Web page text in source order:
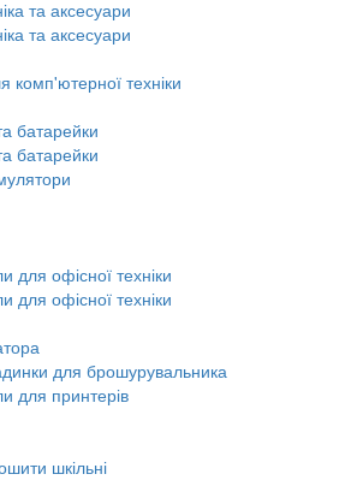
та аксесуари
та аксесуари
комп'ютерної техніки
батарейки
батарейки
для офісної техніки
для офісної техніки
для брошурувальника
для принтерів
шкільні